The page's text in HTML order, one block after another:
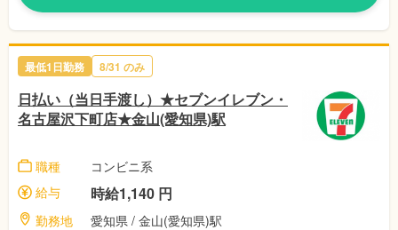
最低1日勤務 8/31 のみ
日払い（当日手渡し）★セブンイレブン・
名古屋沢下町店★金山(愛知県)駅
職種
コンビニ系
給与
時給1,140 円
勤務地
愛知県 / 金山(愛知県)駅